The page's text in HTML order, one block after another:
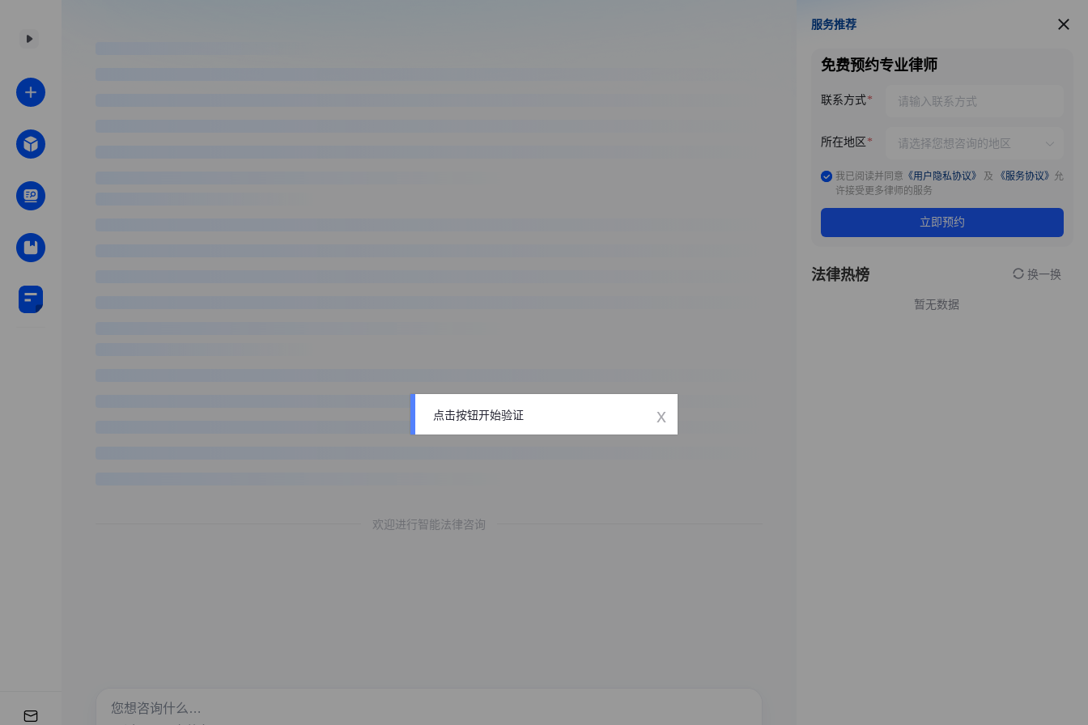
欢迎进行智能法律咨询
服务推荐
服务推荐
免费预约专业律师
联系方式
所在地区
我已阅读并同意 《用户隐私协议》 及 《服务协议》 允
许接受更多律师的服务
立即预约
法律热榜 换一换
暂无数据
点击按钮开始验证 x